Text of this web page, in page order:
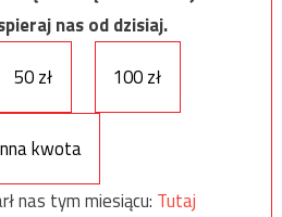
nas od dzisiaj.
50 zł 100 zł
kwota
nas tym miesiącu: Tutaj